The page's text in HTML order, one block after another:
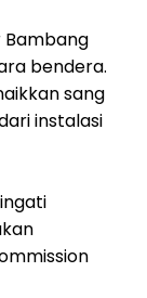
Bambang
bendera.
sang
instalasi